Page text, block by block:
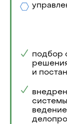
подбор
и